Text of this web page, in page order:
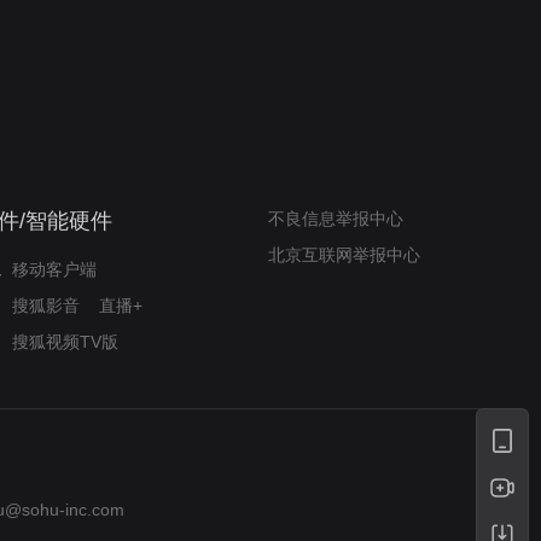
/智能硬件
移动客户端
搜狐影音
直播+
搜狐视频TV版
不良信息举报中心
北京互联网举报中心
inc.com